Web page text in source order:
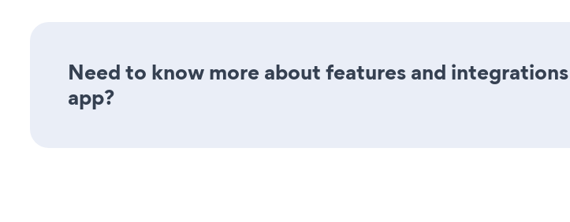
Need to know more about features and
app?